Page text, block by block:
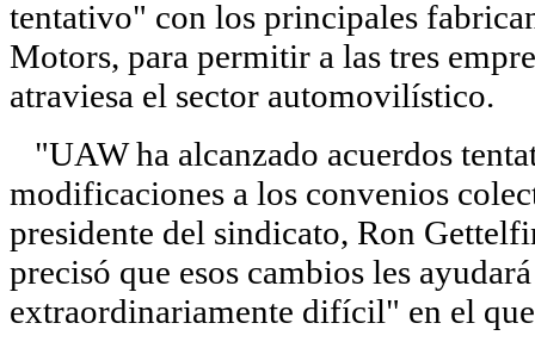
tentativo" con los principales
Motors, para permitir a las tres
atraviesa el sector automovilístico.
"UAW ha alcanzado acuerdos
modificaciones a los convenios
presidente del sindicato, Ron
precisó que esos cambios les
extraordinariamente difícil" en el